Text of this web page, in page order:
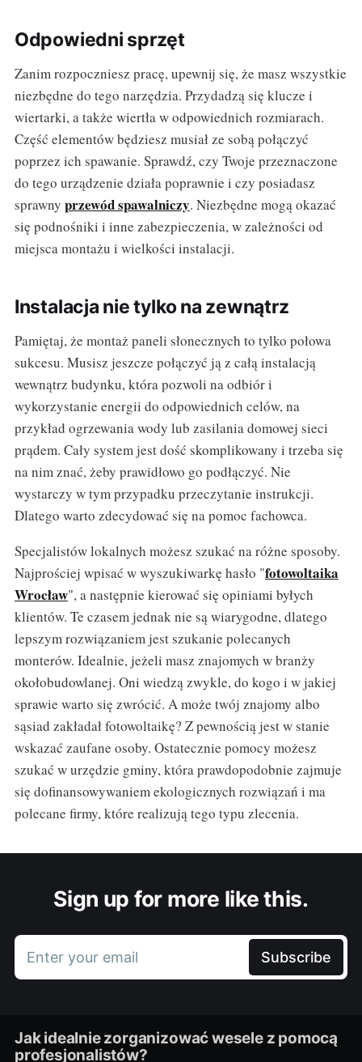
Odpowiedni sprzęt
Zanim rozpoczniesz pracę, upewnij się, że masz wszystkie
niezbędne do tego narzędzia. Przydadzą się klucze i
wiertarki, a także wiertła w odpowiednich rozmiarach.
Część elementów będziesz musiał ze sobą połączyć
poprzez ich spawanie. Sprawdź, czy Twoje przeznaczone
do tego urządzenie działa poprawnie i czy posiadasz
sprawny przewód spawalniczy. Niezbędne mogą okazać
się podnośniki i inne zabezpieczenia, w zależności od
miejsca montażu i wielkości instalacji.
Instalacja nie tylko na zewnątrz
Pamiętaj, że montaż paneli słonecznych to tylko połowa
sukcesu. Musisz jeszcze połączyć ją z całą instalacją
wewnątrz budynku, która pozwoli na odbiór i
wykorzystanie energii do odpowiednich celów, na
przykład ogrzewania wody lub zasilania domowej sieci
prądem. Cały system jest dość skomplikowany i trzeba się
na nim znać, żeby prawidłowo go podłączyć. Nie
wystarczy w tym przypadku przeczytanie instrukcji.
Dlatego warto zdecydować się na pomoc fachowca.
Specjalistów lokalnych możesz szukać na różne sposoby.
Najprościej wpisać w wyszukiwarkę hasło "fotowoltaika
Wrocław", a następnie kierować się opiniami byłych
klientów. Te czasem jednak nie są wiarygodne, dlatego
lepszym rozwiązaniem jest szukanie polecanych
monterów. Idealnie, jeżeli masz znajomych w branży
okołobudowlanej. Oni wiedzą zwykle, do kogo i w jakiej
sprawie warto się zwrócić. A może twój znajomy albo
sąsiad zakładał fotowoltaikę? Z pewnością jest w stanie
wskazać zaufane osoby. Ostatecznie pomocy możesz
szukać w urzędzie gminy, która prawdopodobnie zajmuje
się dofinansowywaniem ekologicznych rozwiązań i ma
polecane firmy, które realizują tego typu zlecenia.
Sign up for more like this.
Enter your email Subscribe
Jak idealnie zorganizować wesele z pomocą
profesjonalistów?